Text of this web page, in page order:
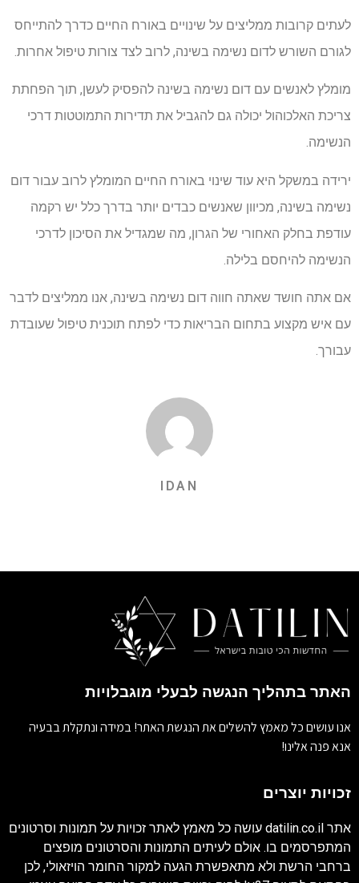
לעתים קרובות ממליצים על שינויים באורח החיים כדרך להתייחס
לגורם השורש לדום נשימה בשינה, לרוב לצד צורות טיפול אחרות.
מומלץ לאנשים עם דום נשימה בשינה להפסיק לעשן, תוך הפחתת
צריכת האלכוהול יכולה גם להגביל את תדירות התמוטטות דרכי
הנשימה.
ירידה במשקל היא עוד שינוי באורח החיים המומלץ לרוב עבור דום
נשימה בשינה, מכיוון שאנשים כבדים יותר בדרך כלל יש רקמה
עודפת בחלק האחורי של הגרון, מה שמגדיל את הסיכון לדרכי
הנשימה להיחסם בלילה.
אם אתה חושד שאתה חווה דום נשימה בשינה, אנו ממליצים לדבר
עם איש מקצוע בתחום הבריאות כדי לפתח תוכנית טיפול שעובדת
עבורך.
IDAN
האתר בתהליך הנגשה לבעלי מוגבלויות
אנו עושים כל מאמץ להשלים את הנגשת האתר! במידה ונתקלת בבעיה
אנא פנה אלינו!
זכויות יוצרים
אתר datilin.co.il עושה כל מאמץ לאתר זכויות על תמונות וסרטונים
המתפרסמים בו. אולם לעיתים התמונות והסרטונים מופצים
ברחבי הרשת ולא מתאפשרת הגעה למקור החומר הויזאולי, לכן